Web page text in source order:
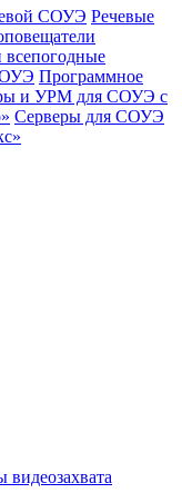
СОУЭ Речевые
всепогодные
Программное
и УРМ для СОУЭ с
Серверы для СОУЭ